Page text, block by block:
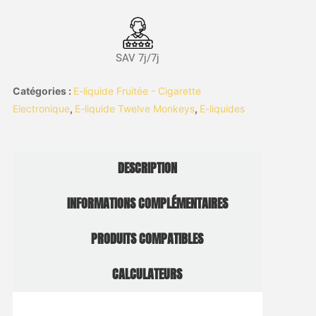
SAV 7j/7j
Catégories : E-liquide Fruitée - Cigarette
Electronique, E-liquide Twelve Monkeys, E-liquides
DESCRIPTION
INFORMATIONS COMPLÉMENTAIRES
PRODUITS COMPATIBLES
CALCULATEURS